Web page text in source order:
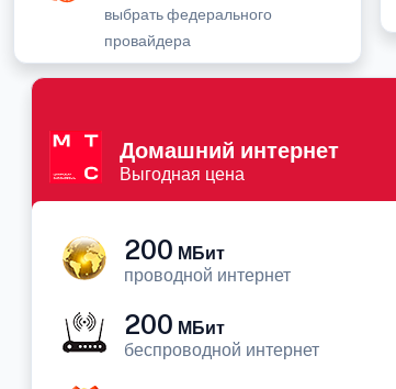
выбрать федерального
провайдера
Домашний интернет
Выгодная цена
200 МБит
проводной интернет
200 МБит
беспроводной интернет